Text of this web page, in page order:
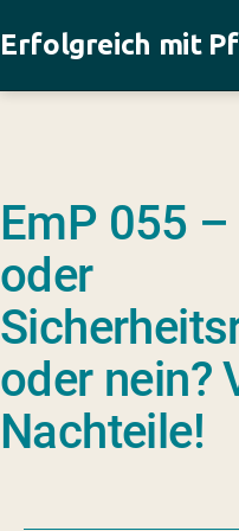
Inhalt
Erfolgreich mit
EmP 055
oder
oder nein?
Nachteile!